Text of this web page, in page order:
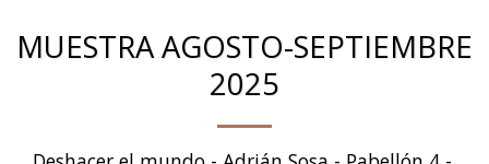
MUESTRA AGOSTO-SEPTIEMBRE
2025